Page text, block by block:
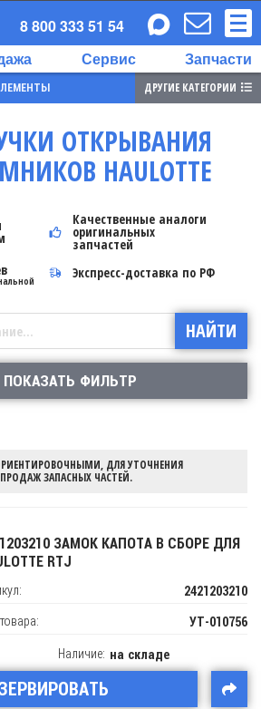
Сервис Запчасти
8 800 333 51 54
ДРУГИЕ КАТЕГОРИИ
ОТКРЫВАНИЯ
HAULOTTE
Качественные аналоги
оригинальных
запчастей
Экспресс-доставка по РФ
ПОКАЗАТЬ ФИЛЬТР
ДЛЯ УТОЧНЕНИЯ
ЗАПАСНЫХ ЧАСТЕЙ.
ЗАМОК КАПОТА В СБОРЕ ДЛЯ
RTJ
2421203210
УТ-010756
Наличие: на складе